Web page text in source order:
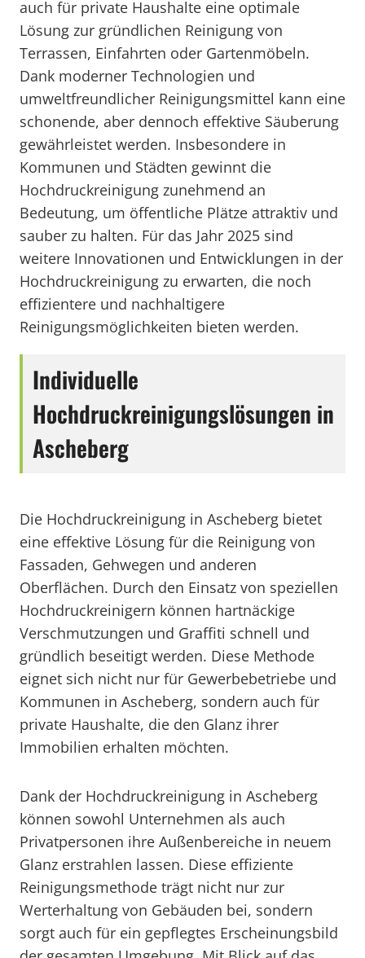
auch für private Haushalte eine optimale
Lösung zur gründlichen Reinigung von
Terrassen, Einfahrten oder Gartenmöbeln.
Dank moderner Technologien und
umweltfreundlicher Reinigungsmittel kann eine
schonende, aber dennoch effektive Säuberung
gewährleistet werden. Insbesondere in
Kommunen und Städten gewinnt die
Hochdruckreinigung zunehmend an
Bedeutung, um öffentliche Plätze attraktiv und
sauber zu halten. Für das Jahr 2025 sind
weitere Innovationen und Entwicklungen in der
Hochdruckreinigung zu erwarten, die noch
effizientere und nachhaltigere
Reinigungsmöglichkeiten bieten werden.
Individuelle
Hochdruckreinigungslösungen in
Ascheberg
Die Hochdruckreinigung in Ascheberg bietet
eine effektive Lösung für die Reinigung von
Fassaden, Gehwegen und anderen
Oberflächen. Durch den Einsatz von speziellen
Hochdruckreinigern können hartnäckige
Verschmutzungen und Graffiti schnell und
gründlich beseitigt werden. Diese Methode
eignet sich nicht nur für Gewerbebetriebe und
Kommunen in Ascheberg, sondern auch für
private Haushalte, die den Glanz ihrer
Immobilien erhalten möchten.
Dank der Hochdruckreinigung in Ascheberg
können sowohl Unternehmen als auch
Privatpersonen ihre Außenbereiche in neuem
Glanz erstrahlen lassen. Diese effiziente
Reinigungsmethode trägt nicht nur zur
Werterhaltung von Gebäuden bei, sondern
sorgt auch für ein gepflegtes Erscheinungsbild